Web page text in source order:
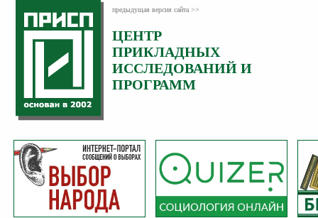
предыдущая версия сайта >>
ЦЕНТР
ПРИКЛАДНЫХ
ИССЛЕДОВАНИЙ И
ПРОГРАММ
Категория:
Комментарии